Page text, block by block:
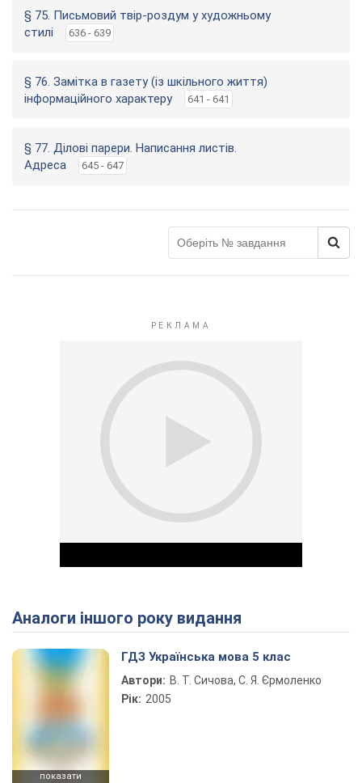
§ 75. Письмовий твір-роздум у художньому
стилі
636 - 639
§ 76. Замітка в газету (із шкільного життя)
інформаційного характеру
641 - 641
§ 77. Ділові парери. Написання листів.
Адреса
645 - 647
Play Video
Аналоги іншого року видання
показати
ГДЗ Українська мова 5 клас
Автори: В. Т. Сичова, С. Я. Єрмоленко
Рік: 2005